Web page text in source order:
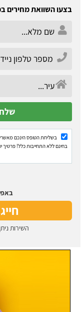
בצעו השוואת מחירים
בשליחת הטופס הינכם
בחינם ללא התחייבות כלל!
חייג: 077-
השירות